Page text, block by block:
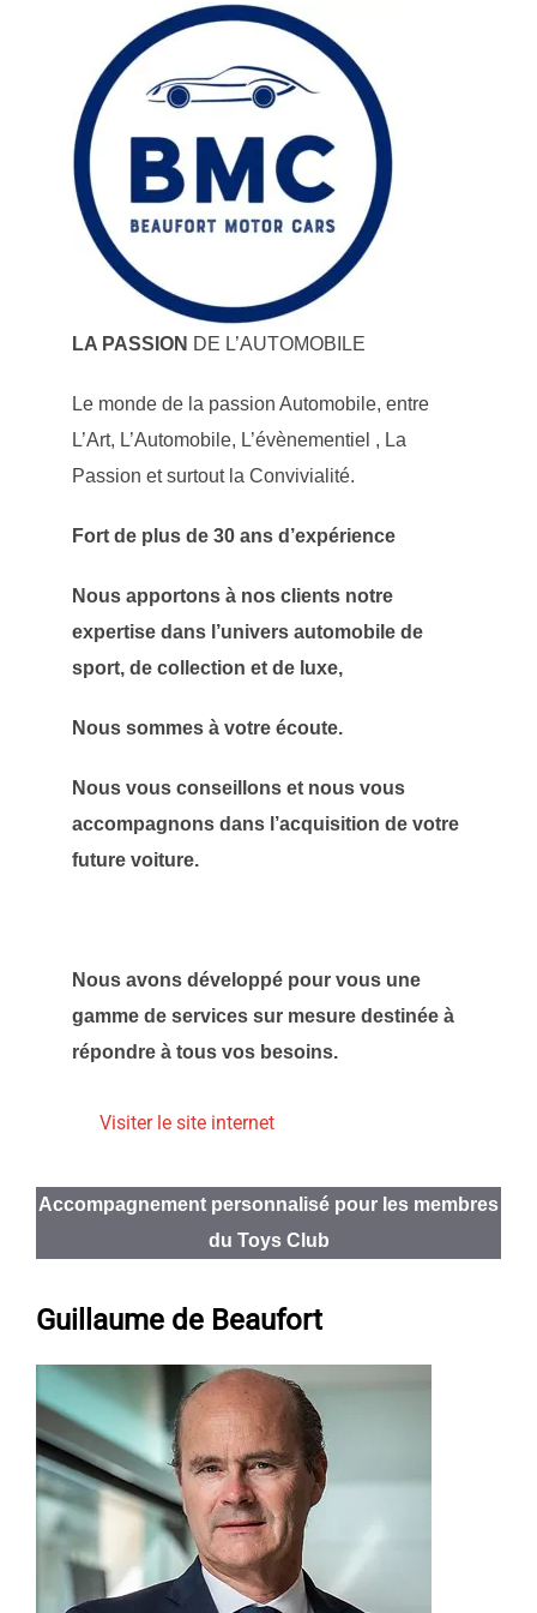
LA PASSION DE L’AUTOMOBILE
Le monde de la passion Automobile, entre
L’Art, L’Automobile, L’évènementiel , La
Passion et surtout la Convivialité.
Fort de plus de 30 ans d’expérience
Nous apportons à nos clients notre
expertise dans l’univers automobile de
sport, de collection et de luxe,
Nous sommes à votre écoute.
Nous vous conseillons et nous vous
accompagnons dans l’acquisition de votre
future voiture.
Nous avons développé pour vous une
gamme de services sur mesure destinée à
répondre à tous vos besoins.
Visiter le site internet
Accompagnement personnalisé pour les membres
du Toys Club
Guillaume de Beaufort